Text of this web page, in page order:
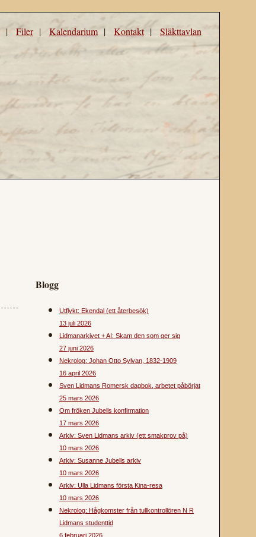
| Filer| Kalendarium| Kontakt| Släkttavlan
Blogg
Utflykt: Ekendal (ett återbesök)
13 juli 2026
Lidmanarkivet + AI: Skam den som ger sig
27 juni 2026
Nekrolog: Johan Otto Sylvan, 1832-1909
16 april 2026
Sven Lidmans Romersk dagbok, arbetet påbörjat
25 mars 2026
Om fröken Jubells konfirmation
17 mars 2026
Arkiv: Sven Lidmans arkiv (ett smakprov på)
10 mars 2026
Arkiv: Susanne Jubells arkiv
10 mars 2026
Arkiv: Ulla Lidmans första Kina-resa
10 mars 2026
Nekrolog: Hågkomster från tullkontrollören N R
Lidmans studenttid
6 februari 2026